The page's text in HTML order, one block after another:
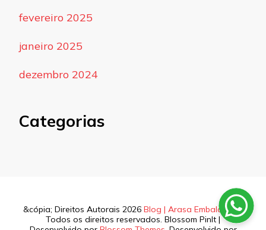
fevereiro 2025
janeiro 2025
dezembro 2024
Categorias
&cópia; Direitos Autorais 2026 Blog | Arasa Embalagens.
Todos os direitos reservados. Blossom PinIt |